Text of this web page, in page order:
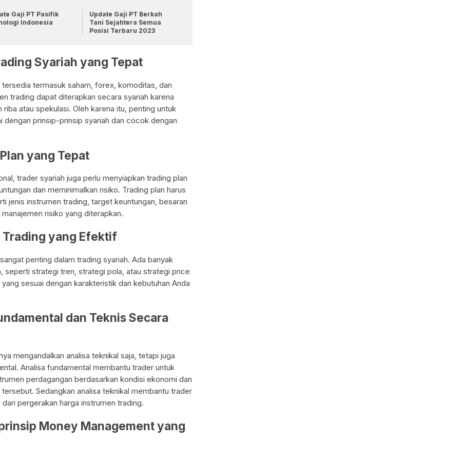
Gaji PT Pasifik
Indonesia
Update Gaji PT Berkah
Tani Sejahtera Semua
Posisi Terbaru 2023
Syariah yang Tepat
termasuk saham, forex, komoditas, dan
trading dapat diterapkan secara syariah karena
atau spekulasi. Oleh karena itu, penting untuk
dengan prinsip-prinsip syariah dan cocok dengan
yang Tepat
trader syariah juga perlu menyiapkan trading plan
dan meminimalkan risiko. Trading plan harus
jenis instrumen trading, target keuntungan, besaran
risiko yang diterapkan.
yang Efektif
penting dalam trading syariah. Ada banyak
seperti strategi tren, strategi pola, atau strategi price
sesuai dengan karakteristik dan kebutuhan Anda
dan Teknis Secara
mengandalkan analisa teknikal saja, tetapi juga
Analisa fundamental membantu trader untuk
perdagangan berdasarkan kondisi ekonomi dan
Sedangkan analisa teknikal membantu trader
pergerakan harga instrumen trading.
Money Management yang